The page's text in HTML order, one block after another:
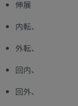
伸展
内転、
外転、
回内、
回外、